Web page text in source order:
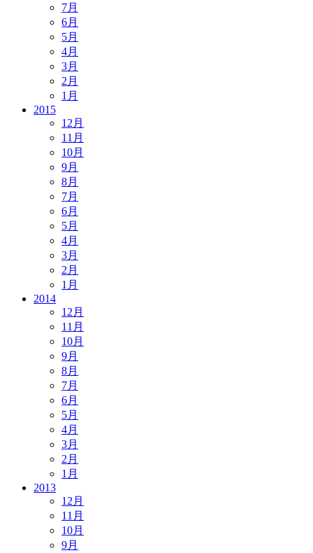
7月
6月
5月
4月
3月
2月
1月
2015
12月
11月
10月
9月
8月
7月
6月
5月
4月
3月
2月
1月
2014
12月
11月
10月
9月
8月
7月
6月
5月
4月
3月
2月
1月
2013
12月
11月
10月
9月